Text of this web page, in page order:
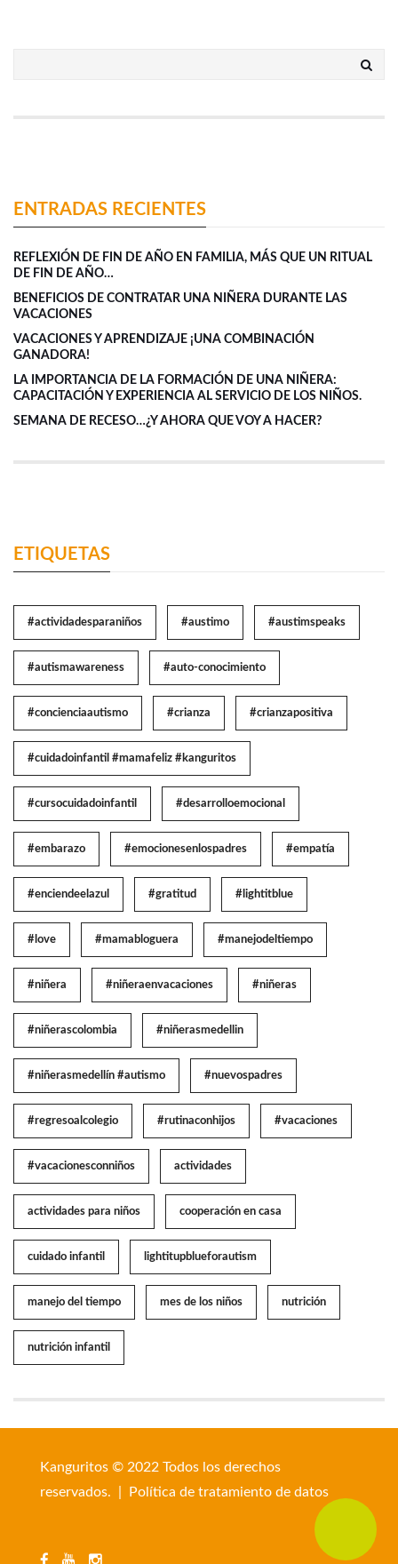
ENTRADAS RECIENTES
REFLEXIÓN DE FIN DE AÑO EN FAMILIA, MÁS QUE UN RITUAL
DE FIN DE AÑO…
BENEFICIOS DE CONTRATAR UNA NIÑERA DURANTE LAS
VACACIONES
VACACIONES Y APRENDIZAJE ¡UNA COMBINACIÓN
GANADORA!
LA IMPORTANCIA DE LA FORMACIÓN DE UNA NIÑERA:
CAPACITACIÓN Y EXPERIENCIA AL SERVICIO DE LOS NIÑOS.
SEMANA DE RECESO…¿Y AHORA QUE VOY A HACER?
ETIQUETAS
#actividadesparaniños #austimo #austimspeaks
#autismawareness #auto-conocimiento
#concienciaautismo #crianza #crianzapositiva
#cuidadoinfantil #mamafeliz #kanguritos
#cursocuidadoinfantil #desarrolloemocional
#embarazo #emocionesenlospadres #empatía
#enciendeelazul #gratitud #lightitblue
#love #mamabloguera #manejodeltiempo
#niñera #niñeraenvacaciones #niñeras
#niñerascolombia #niñerasmedellin
#niñerasmedellín #autismo #nuevospadres
#regresoalcolegio #rutinaconhijos #vacaciones
#vacacionesconniños actividades
actividades para niños cooperación en casa
cuidado infantil lightitupblueforautism
manejo del tiempo mes de los niños nutrición
nutrición infantil
Kanguritos © 2022 Todos los derechos
reservados. |
Política de tratamiento de datos